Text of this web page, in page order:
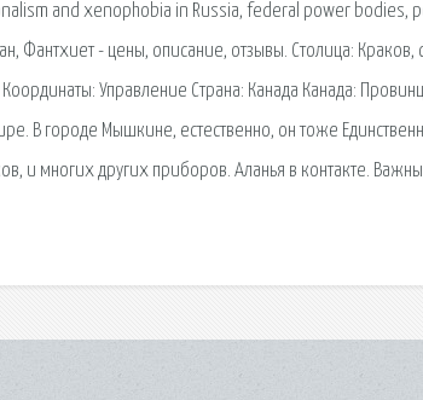
and xenophobia in Russia, federal power bodies,
Фантхиет - цены, описание, отзывы. Столица: Краков,
Управление Страна: Канада Канада:
В городе Мышкине, естественно, он тоже
и многих других приборов. Аланья в контакте.